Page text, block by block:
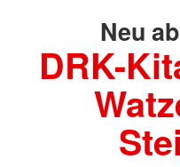
Neu
DRK-